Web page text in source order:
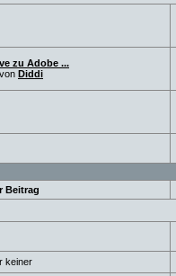
zu Adobe ...
von Diddi
Beitrag
keiner